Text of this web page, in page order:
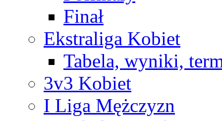
Finał
Ekstraliga Kobiet
Tabela, wyniki,
3v3 Kobiet
I Liga Mężczyzn